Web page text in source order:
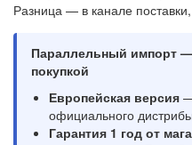
Разница — в канале
Параллельный импорт —
покупкой
Европейская версия
официального
Гарантия 1 год от